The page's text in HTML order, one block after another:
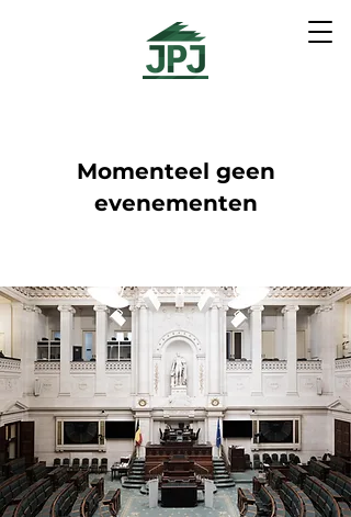
Momenteel geen
evenementen